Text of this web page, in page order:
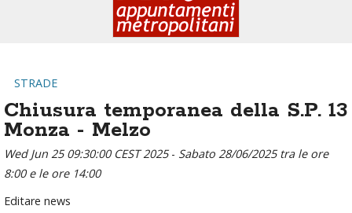
STRADE
Chiusura temporanea della S.P. 13
Monza - Melzo
Wed Jun 25 09:30:00 CEST 2025- Sabato 28/06/2025 tra le ore
8:00 e le ore 14:00
Editare news